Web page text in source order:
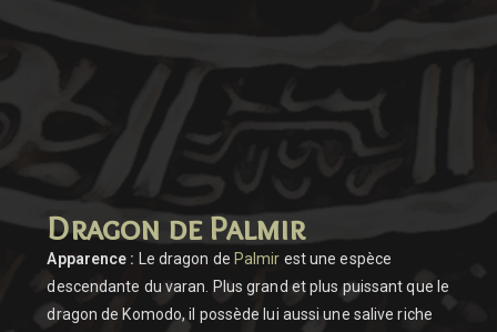
Dragon de Palmir
Apparence : Le dragon de Palmir est une espèce
descendante du varan. Plus grand et plus puissant que le
dragon de Komodo, il possède lui aussi une salive riche